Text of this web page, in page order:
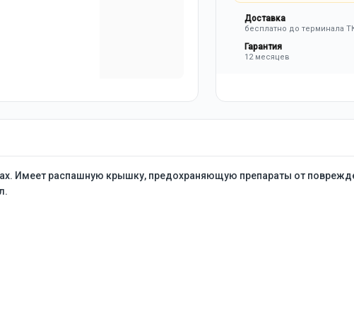
Доставка
бесплатно до терминала
Гарантия
12 месяцев
Имеет распашную крышку, предохраняющую препараты от